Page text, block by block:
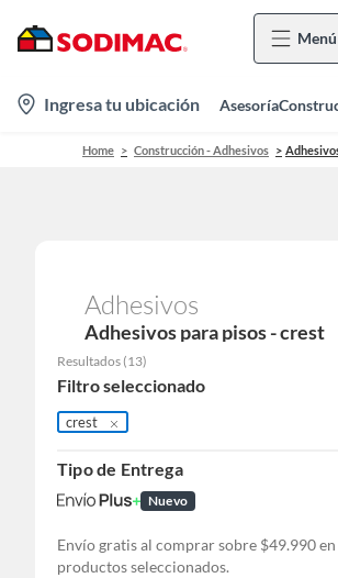
Menú
location-
icon
Ingresa tu ubicación Asesoría
Home Construcción - Adhesivos
Adhesivos
Adhesivos para pisos - crest
Resultados (13)
Filtro seleccionado
crest
Tipo de Entrega
Nuevo
Envío gratis al comprar sobre $49.990 en
productos seleccionados.